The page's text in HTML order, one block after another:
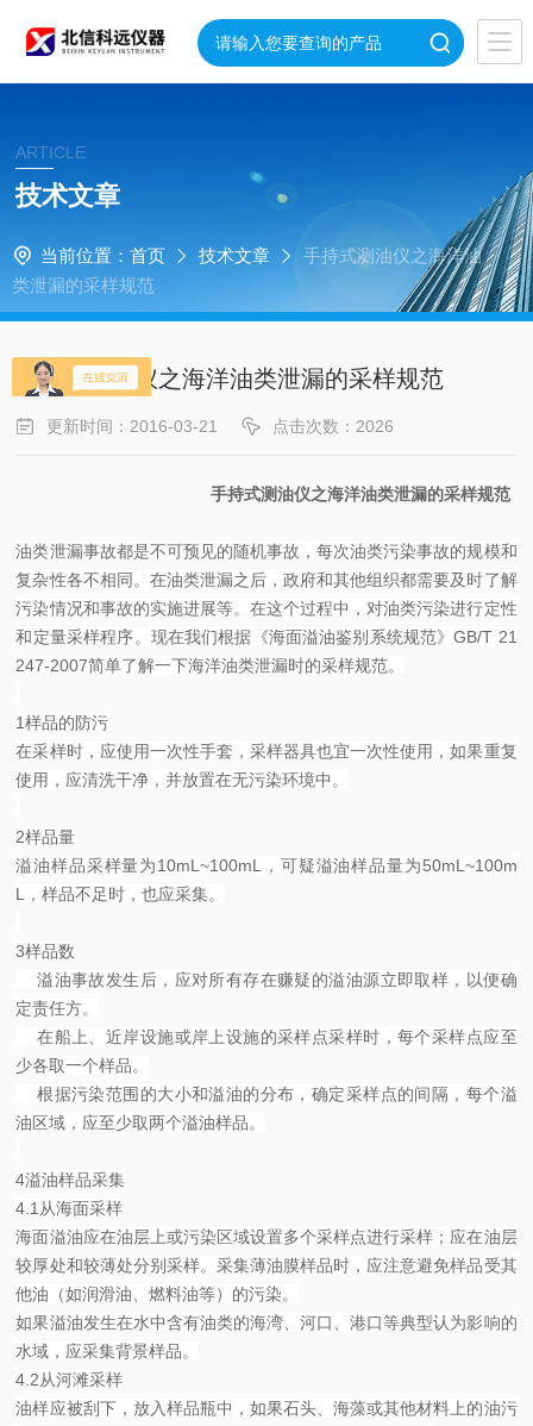
ARTICLE
技术文章
当前位置： 首页 技术文章
手持式测油仪之海洋油
类泄漏的采样规范
手持式测油仪之海洋油类泄漏的采样规范
更新时间：2016-03-21 点击次数：2026
手持式测油仪之海洋油类泄漏的采样规范
油类泄漏事故都是不可预见的随机事故，每次油类污染事故的规模和
复杂性各不相同。在油类泄漏之后，政府和其他组织都需要及时了解
污染情况和事故的实施进展等。在这个过程中，对油类污染进行定性
和定量采样程序。现在我们根据《海面溢油鉴别系统规范》GB/T 21
247-2007简单了解一下海洋油类泄漏时的采样规范。
1样品的防污
在采样时，应使用一次性手套，采样器具也宜一次性使用，如果重复
使用，应清洗干净，并放置在无污染环境中。
2样品量
溢油样品采样量为10mL~100mL，可疑溢油样品量为50mL~100m
L，样品不足时，也应采集。
3样品数
溢油事故发生后，应对所有存在赚疑的溢油源立即取样，以便确
定责任方。
在船上、近岸设施或岸上设施的采样点采样时，每个采样点应至
少各取一个样品。
根据污染范围的大小和溢油的分布，确定采样点的间隔，每个溢
油区域，应至少取两个溢油样品。
4溢油样品采集
4.1从海面采样
海面溢油应在油层上或污染区域设置多个采样点进行采样；应在油层
较厚处和较薄处分别采样。采集薄油膜样品时，应注意避免样品受其
他油（如润滑油、燃料油等）的污染。
如果溢油发生在水中含有油类的海湾、河口、港口等典型认为影响的
水域，应采集背景样品。
4.2从河滩采样
油样应被刮下，放入样品瓶中，如果石头、海藻或其他材料上的油污